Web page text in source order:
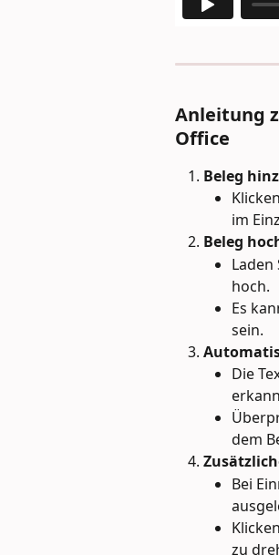
Anleitung
Office
Beleg
im
Beleg
hoch.
Es
sein.
Die
dem
Bei
zu